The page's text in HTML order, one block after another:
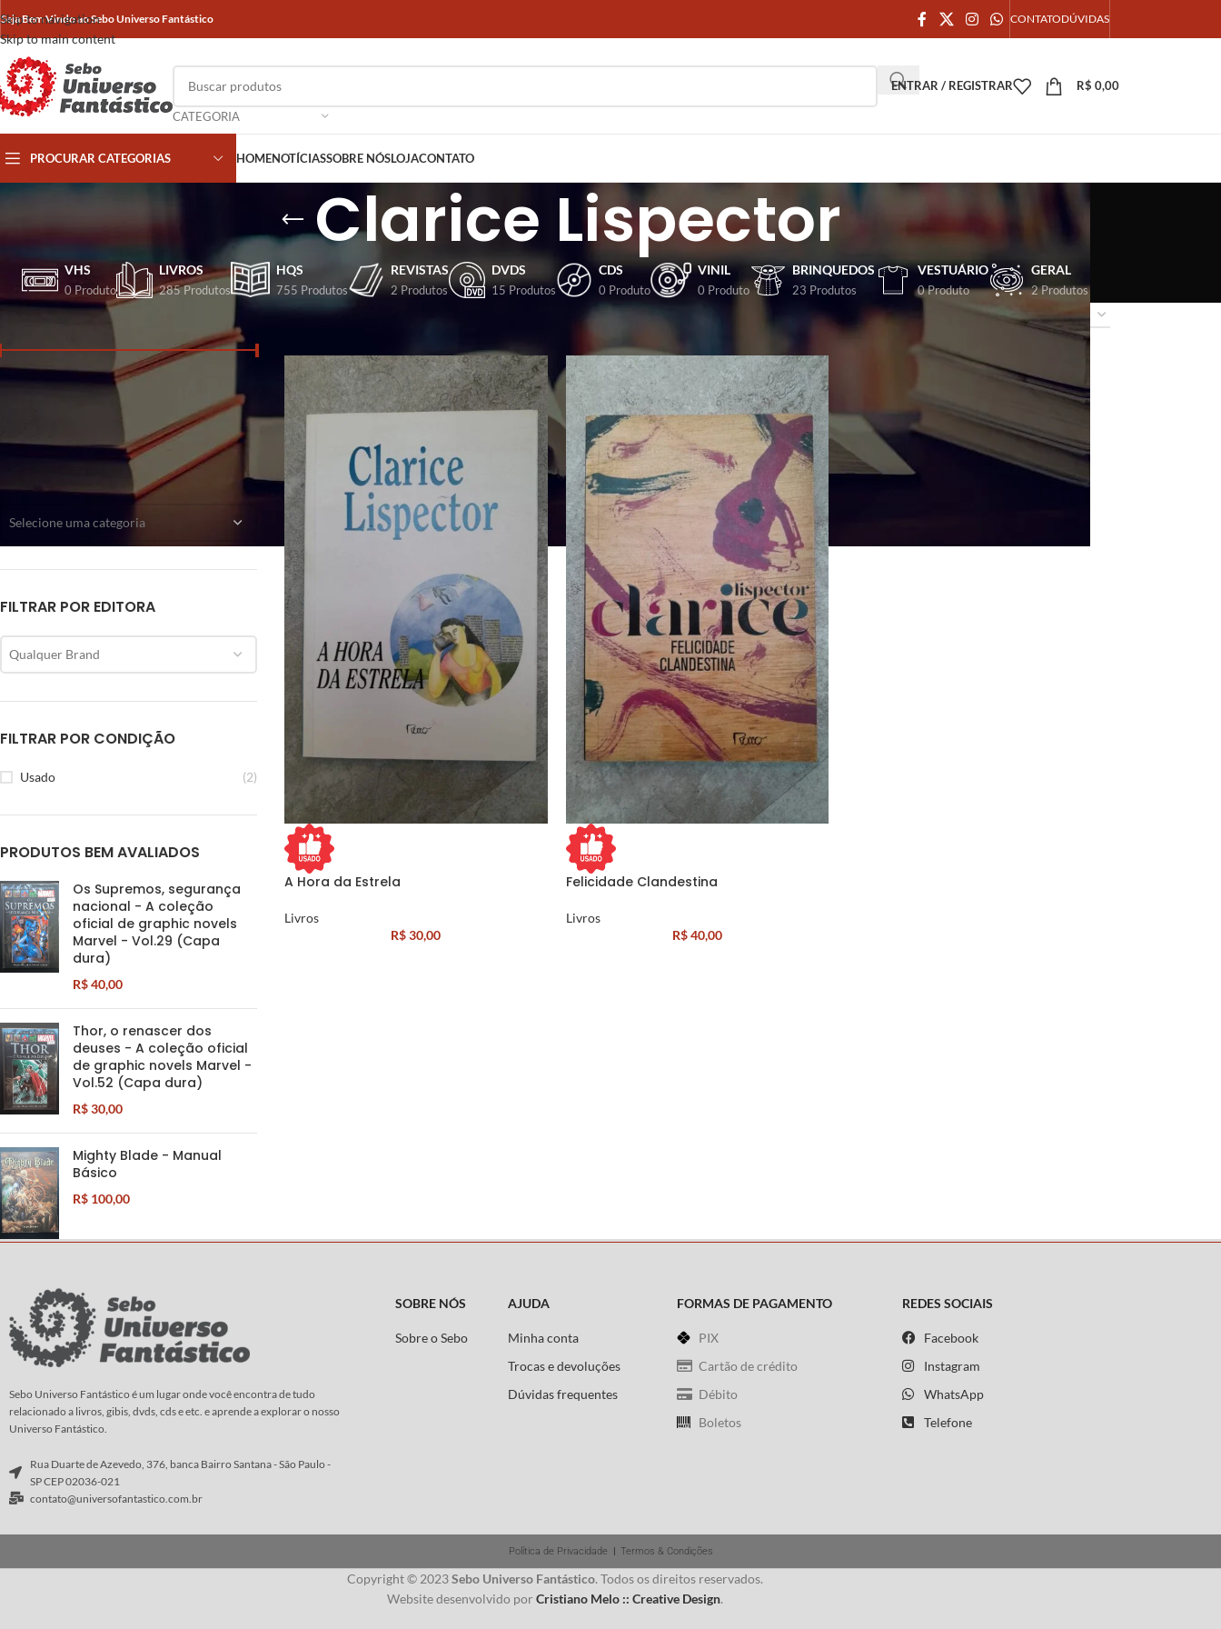
Skip to navigation
Skip to main content
Seja Bem Vindo ao Sebo Universo Fantástico CONTATODÚVIDAS
CATEGORIA
ENTRAR / REGISTRAR R$ 0,00
PROCURAR CATEGORIAS HOMENOTÍCIASSOBRE NÓSLOJACONTATO
Clarice Lispector
VHS
0 Produto
LIVROS
285 Produtos
HQS
755 Produtos
REVISTAS
2 Produtos
DVDS
15 Produtos
CDS
0 Produto
VINIL
0 Produto
BRINQUEDOS
23 Produtos
VESTUÁRIO
0 Produto
GERAL
2 Produtos
FILTRA POR PREÇO
FILTRAR
R$ 40
Selecione uma categoria
FILTRAR POR EDITORA
Qualquer Brand
FILTRAR POR CONDIÇÃO
Usado (2)
PRODUTOS BEM AVALIADOS
Os Supremos, segurança
nacional - A coleção
oficial de graphic novels
Marvel - Vol.29 (Capa
dura)
R$40,00
Thor, o renascer dos
deuses - A coleção oficial
de graphic novels Marvel -
Vol.52 (Capa dura)
R$30,00
Mighty Blade - Manual
Básico
R$ 100,00
Início/Produtos marcados com a tag “Clarice Lispector” 18 24
A Hora da Estrela
Livros
R$30,00
Felicidade Clandestina
Livros
R$40,00
Sebo Universo Fantástico é um lugar onde você encontra de tudo
relacionado a livros, gibis, dvds, cds e etc. e aprende a explorar o nosso
Universo Fantástico.
Rua Duarte de Azevedo, 376, banca Bairro Santana - São Paulo -
SP CEP 02036-021
contato@universofantastico.com.br
SOBRE NÓS
Sobre o Sebo
AJUDA
Minha conta
Trocas e devoluções
Dúvidas frequentes
FORMAS DE PAGAMENTO
PIX
Cartão de crédito
Débito
Boletos
REDES SOCIAIS
Facebook
Instagram
WhatsApp
Telefone
Política de Privacidade | Termos & Condições
Copyright © 2023Sebo Universo Fantástico. Todos os direitos reservados.
Website desenvolvido por Cristiano Melo :: Creative Design.